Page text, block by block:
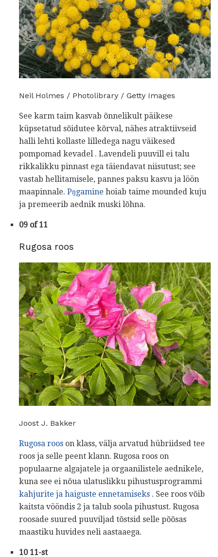
Neil Holmes / Photolibrary / Getty Images
See karm taim kasvab õnnelikult päikese
küpsetatud sõidutee kõrval, nähes atraktiivseid
halli lehti kollaste lilledega nagu väikesed
pompomad kevadel . Lavendeli puuvill ei talu
rikkalikku pinnast ega täiendavat niisutust; see
vastab hellitamisele, pannes paksu kasvu ja löön
maapinnale. Pŋgamine hoiab taime mounded kuju
ja premeerib aednik muski lõhna.
09 of 11
Rugosa roos
Joost J. Bakker
Rugosa roos on klass, välja arvatud hübriidsed tee
roos ja selle peent klann. Rugosa roos on
populaarne algajatele ja orgaanilistele aednikele,
kuna see ei nõua ulatuslikku pihustusprogrammi
kahjurite ja haiguste ennetamiseks . See roos võib
kaitsta vööndis 2 ja talub soola pihustust. Rugosa
roosade suured puuviljad tõstsid selle põõsas
maastiku huvides neli aastaaega.
10 11-st